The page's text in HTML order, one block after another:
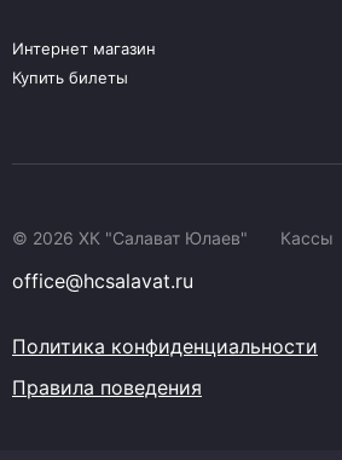
Интернет магазин
Купить билеты
© 2026 ХК "Салават Юлаев" Кассы
office@hcsalavat.ru
Политика конфиденциальности
Правила поведения